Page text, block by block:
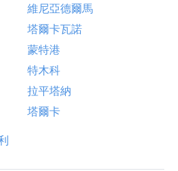
維尼亞德爾馬
塔爾卡瓦諾
蒙特港
特木科
拉平塔納
塔爾卡